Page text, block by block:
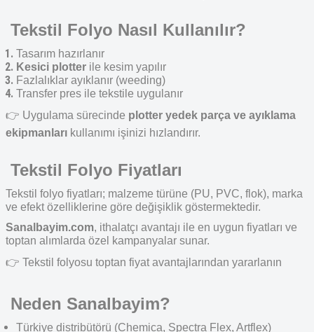
Tekstil Folyo Nasıl Kullanılır?
Tasarım hazırlanır
Kesici plotter ile kesim yapılır
Fazlalıklar ayıklanır (weeding)
Transfer pres ile tekstile uygulanır
👉 Uygulama sürecinde plotter yedek parça ve ayıklama
ekipmanları kullanımı işinizi hızlandırır.
Tekstil Folyo Fiyatları
Tekstil folyo fiyatları; malzeme türüne (PU, PVC, flok), marka
ve efekt özelliklerine göre değişiklik göstermektedir.
Sanalbayim.com, ithalatçı avantajı ile en uygun fiyatları ve
toptan alımlarda özel kampanyalar sunar.
👉 Tekstil folyosu toptan fiyat avantajlarından yararlanın
Neden Sanalbayim?
Türkiye distribütörü (Chemica, Spectra Flex, Artflex)